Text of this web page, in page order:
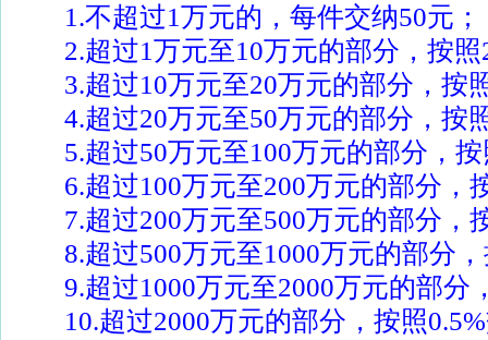
1.不超过1万元的，每件交纳50元；
2.超过1万元至10万元的部分，按照
3.超过10万元至20万元的部分，按
4.超过20万元至50万元的部分，按
5.超过50万元至100万元的部分，
6.超过100万元至200万元的部分，
7.超过200万元至500万元的部分，
8.超过500万元至1000万元的部分
9.超过1000万元至2000万元的部分
10.超过2000万元的部分，按照0.5%